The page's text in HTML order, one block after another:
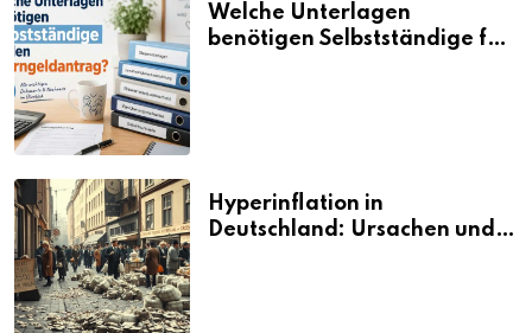
Welche Unterlagen
benötigen Selbstständige für
Hyperinflation in
Deutschland: Ursachen und